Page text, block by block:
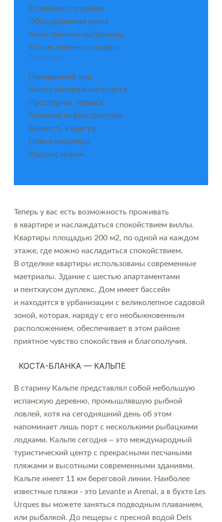
Отличное состояние
Оборудованная кухня
Качественные материалы
Есть встроенные шкафы
Привилегии
Панорамный вид
Много натурального света
Просторная терраса
Развитая инфраструктура
Близость к центру
Новые квартиры
Рядом с морем
Теперь у вас есть возможность проживать
в квартире и наслаждаться спокойствием виллы.
Квартиры площадью 200 м2, по одной на каждом
этаже, где можно насладиться спокойствием.
В отделкке квартиры использованы современные
маетриалы. Здание с шестью апартаментами
и пентхаусом дуплекс. Дом имеет бассейн
и находится в урбанизации с великолепное садовой
зоной, которая, наряду с его необыкновенным
расположением, обеспечивает в этом районе
приятное чувство спокойствия и благополучия.
КОСТА-БЛАНКА — КАЛЬПЕ
В старину Кальпе представлял собой небольшую
испанскую деревню, промышлявшую рыбной
ловлей, хотя на сегодняшний день об этом
напоминает лишь порт с несколькими рыбацкими
лодками. Кальпе сегодня – это международный
туристический центр с прекрасными песчаными
пляжами и высотными современными зданиями.
Кальпе имеет 11 км береговой линии. Наиболее
известные пляжи - это Levante и Arenal, а в бухте Les
Urques вы можете заняться подводным плаванием,
или рыбалкой. До пещеры с пресной водой Dels